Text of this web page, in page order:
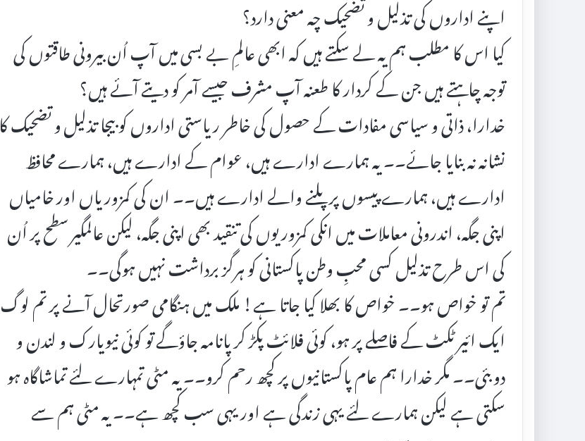
اپنے اداروں کی تذلیل و تضحیک چہ معنی دارد؟
کیا اس کا مطلب ہم یہ لے سکتے ہیں کہ ابھی عالمِ بے بسی میں آپ اُن بیرونی طاقتوں کی
توجہ چاہتے ہیں جن کے کردار کا طعنہ آپ مشرف جیسے آمر کو دیتے آئے ہیں؟
خدارا، ذاتی و سیاسی مفادات کے حصول کی خاطر ریاستی اداروں کو بیجا تذلیل و تضحیک کا
نشانہ نہ بنایا جائے۔۔ یہ ہمارے ادارے ہیں، عوام کے ادارے ہیں، ہمارے محافظ
ادارے ہیں، ہمارے پیسوں پر پلنے والے ادارے ہیں۔۔ ان کی کمزوریاں اور خامیاں
اپنی جگہ، اندرونی معاملات میں انکی کمزوریوں کی تنقید بھی اپنی جگہ، لیکن عالمگیر سطح پر اُن
کی اس طرح تذلیل کسی محبِ وطن پاکستانی کو ہرگز برداشت نہیں ہوگی۔۔
تم تو خواص ہو۔۔ خواص کا بھلا کیا جاتا ہے! ملک میں ہنگامی صورتحال آنے پر تم لوگ
ایک ائیر ٹکٹ کے فاصلے پر ہو، کوئی فلائٹ پکڑ کر پانامہ جاؤگے تو کوئی نیویارک و لندن و
دوبئی۔۔ مگر خدارا ہم عام پاکستانیوں پر کچھ رحم کرو۔۔ یہ مٹی تمہارے لئے تماشاگاہ ہو
سکتی ہے لیکن ہمارے لئے یہی زندگی ہے اور یہی سب کچھ ہے۔۔ یہ مٹی ہم سے